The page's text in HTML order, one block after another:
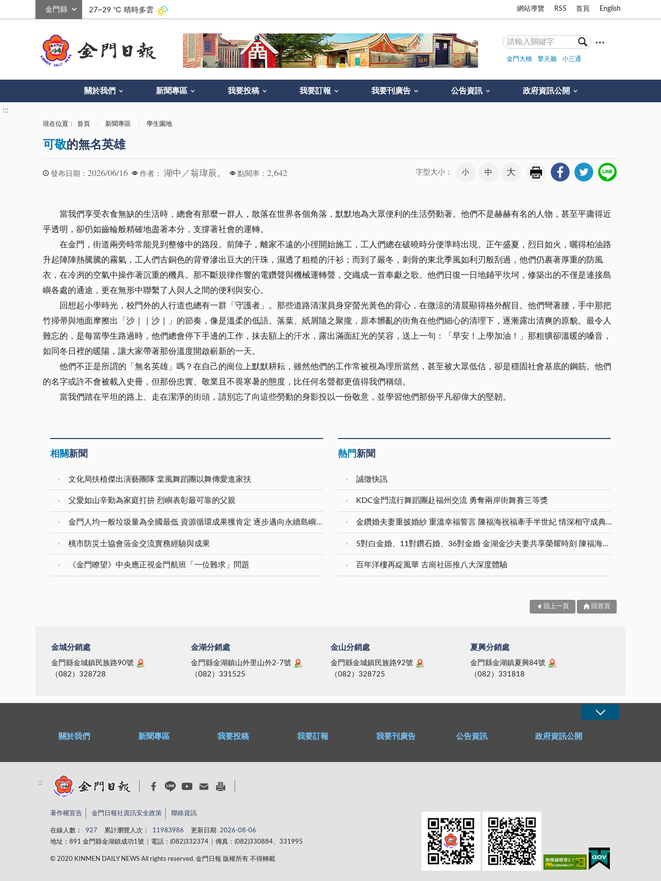
27~29 ℃ 晴時多雲 網站導覽 RSS 首頁 English
金門大橋 擎天廳 小三通
關於我們 新聞專區 我要投稿 我要訂報 我要刊廣告 公告資訊 政府資訊公開
:::
現在位置： 首頁 新聞專區 學生園地
可敬的無名英雄
發布日期： 2026/06/16 作者： 湖中／翁瑋辰。 點閱率： 2,642 字型大小： 小 中 大
當我們享受衣食無缺的生活時，總會有那麼一群人，散落在世界各個角落，默默地為大眾便利的生活勞動著。他們不是赫赫有名的人物，甚至平庸得近
乎透明，卻仍如齒輪般精確地盡著本分，支撐著社會的運轉。
在金門，街道兩旁時常能見到整修中的路段。前陣子，離家不遠的小徑開始施工，工人們總在破曉時分便準時出現。正午盛夏，烈日如火，曬得柏油路
升起陣陣熱騰騰的霧氣，工人們古銅色的背脊滲出豆大的汗珠，濕透了粗糙的汗衫；而到了嚴冬，刺骨的東北季風如利刃般刮過，他們仍裹著厚重的防風
衣，在冷冽的空氣中操作著沉重的機具。那不斷規律作響的電鑽聲與機械運轉聲，交織成一首奉獻之歌。他們日復一日地鋪平坎坷，修築出的不僅是連接島
嶼各處的通途，更在無形中聯繫了人與人之間的便利與安心。
回想起小學時光，校門外的人行道也總有一群「守護者」。那些道路清潔員身穿螢光黃色的背心，在微涼的清晨顯得格外醒目。他們彎著腰，手中那把
竹掃帚與地面摩擦出「沙｜｜沙｜」的節奏，像是溫柔的低語。落葉、紙屑隨之聚攏，原本髒亂的街角在他們細心的清理下，逐漸露出清爽的原貌。最令人
難忘的，是每當學生路過時，他們總會停下手邊的工作，抹去額上的汗水，露出滿面紅光的笑容，送上一句：「早安！上學加油！」那粗獷卻溫暖的嗓音，
如同冬日裡的暖陽，讓大家帶著那份溫度開啟嶄新的一天。
他們不正是所謂的「無名英雄」嗎？在自己的崗位上默默耕耘，雖然他們的工作常被視為理所當然，甚至被大眾低估，卻是穩固社會基底的鋼筋。他們
的名字或許不會被載入史冊，但那份忠實、敬業且不畏寒暑的態度，比任何名聲都更值得我們稱頌。
當我們踏在平坦的路上、走在潔淨的街頭，請別忘了向這些勞動的身影投以一份敬意，並學習他們那份平凡卻偉大的堅韌。
相關新聞
文化局扶植傑出演藝團隊 棠風舞蹈團以舞傳愛進家扶
父愛如山辛勤為家庭打拚 烈嶼表彰最可靠的父親
金門人均一般垃圾量為全國最低 資源循環成果獲肯定 逐步邁向永續島嶼典範
桃市防災士協會蒞金交流實務經驗與成果
《金門瞭望》中央應正視金門航班「一位難求」問題
熱門新聞
誠徵快訊
KDC金門流行舞蹈團赴福州交流 勇奪兩岸街舞賽三等獎
金鑽婚夫妻重披婚紗 重溫幸福誓言 陳福海祝福牽手半世紀 情深相守成典範
5對白金婚、11對鑽石婚、36對金婚 金湖金沙夫妻共享榮耀時刻 陳福海表揚金鑽婚夫妻 向半世紀相守家庭典範致敬
百年洋樓再綻風華 古崗社區推八大深度體驗
回上一頁 回首頁
金城分銷處
金門縣金城鎮民族路90號
（082）328728
金湖分銷處
金門縣金湖鎮山外里山外2-7號
（082）331525
金山分銷處
金門縣金城鎮民族路92號
（082）328725
夏興分銷處
金門縣金湖鎮夏興84號
（082）331818
關於我們 新聞專區 我要投稿 我要訂報 我要刊廣告 公告資訊 政府資訊公開
:::
著作權宣告 金門日報社資訊安全政策 聯絡資訊
在線人數： 927 累計瀏覽人次： 11983986 更新日期
2026-08-06
地址：891 金門縣金湖鎮成功1號
電話：(082)332374 傳真：(082)330884、331995
© 2020 KINMEN DAILY NEWS All rights reserved. 金門日報 版權所有 不得轉載